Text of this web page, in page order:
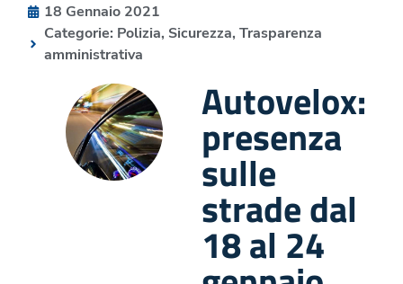
18 Gennaio 2021
Categorie: Polizia, Sicurezza, Trasparenza
amministrativa
Autovelox:
presenza
sulle
strade dal
18 al 24